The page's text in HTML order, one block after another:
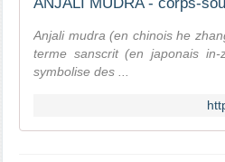
Anjali mudra (en chinois he
terme sanscrit (en japonais
symbolise des ...